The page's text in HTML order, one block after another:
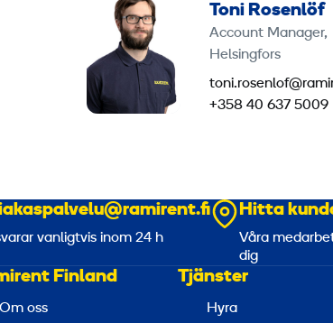
Toni Rosenlöf
Account Manager,
Helsingfors
+358 40 637 5009
vanligtvis inom 24 h
Hitta
Våra
dig
Finland
Om oss
Tjänster
Hyra